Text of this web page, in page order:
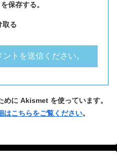
保存する。
取る
めに Akismet を使っています。
はこちらをご覧ください。